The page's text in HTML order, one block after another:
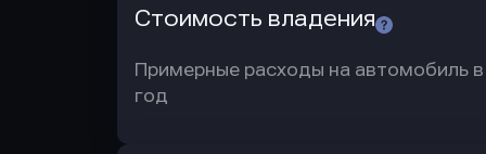
Стоимость владения
Примерные расходы на автомобиль в
год